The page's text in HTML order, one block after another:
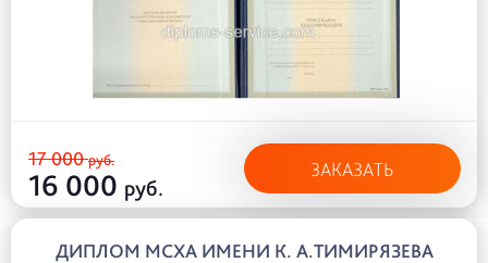
17 000руб.
16 000 руб.
ЗАКАЗАТЬ
ДИПЛОМ МСХА ИМЕНИ К. А.ТИМИРЯЗЕВА